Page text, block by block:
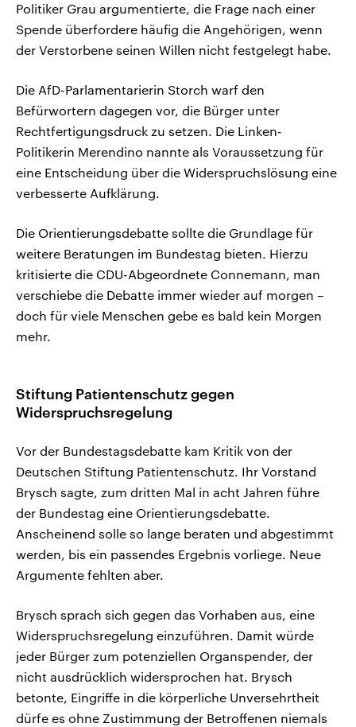
Politiker Grau argumentierte, die Frage nach einer
Spende überfordere häufig die Angehörigen, wenn
der Verstorbene seinen Willen nicht festgelegt habe.
Die AfD-Parlamentarierin Storch warf den
Befürwortern dagegen vor, die Bürger unter
Rechtfertigungsdruck zu setzen. Die Linken-
Politikerin Merendino nannte als Voraussetzung für
eine Entscheidung über die Widerspruchslösung eine
verbesserte Aufklärung.
Die Orientierungsdebatte sollte die Grundlage für
weitere Beratungen im Bundestag bieten. Hierzu
kritisierte die CDU-Abgeordnete Connemann, man
verschiebe die Debatte immer wieder auf morgen –
doch für viele Menschen gebe es bald kein Morgen
mehr.
Stiftung Patientenschutz gegen
Widerspruchsregelung
Vor der Bundestagsdebatte kam Kritik von der
Deutschen Stiftung Patientenschutz. Ihr Vorstand
Brysch sagte, zum dritten Mal in acht Jahren führe
der Bundestag eine Orientierungsdebatte.
Anscheinend solle so lange beraten und abgestimmt
werden, bis ein passendes Ergebnis vorliege. Neue
Argumente fehlten aber.
Brysch sprach sich gegen das Vorhaben aus, eine
Widerspruchsregelung einzuführen. Damit würde
jeder Bürger zum potenziellen Organspender, der
nicht ausdrücklich widersprochen hat. Brysch
betonte, Eingriffe in die körperliche Unversehrtheit
dürfe es ohne Zustimmung der Betroffenen niemals